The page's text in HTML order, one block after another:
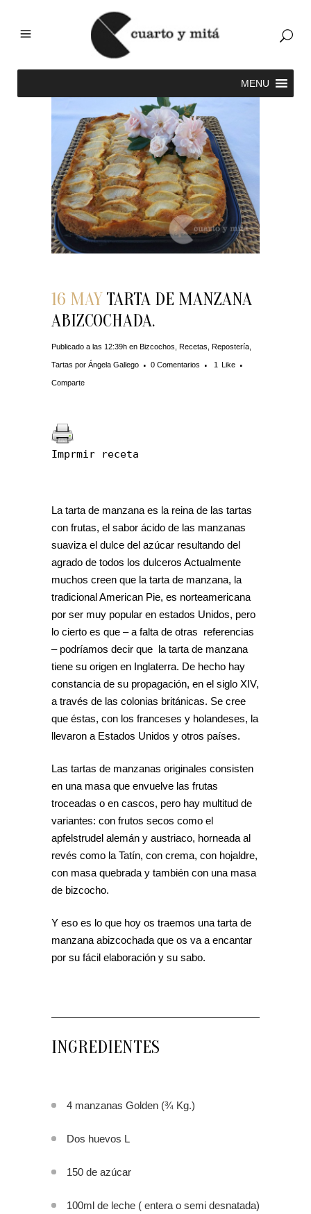
16 MAYTARTA DE MANZANA
ABIZCOCHADA.
Publicado a las 12:39h en Bizcochos Recetas Repostería
Tartas por Ángela Gallego 0 Comentarios 1 Like
Comparte
Imprmir receta
La tarta de manzana es la reina de las tartas
con frutas, el sabor ácido de las manzanas
suaviza el dulce del azúcar resultando del
agrado de todos los dulceros Actualmente
muchos creen que la tarta de manzana, la
tradicional American Pie, es norteamericana
por ser muy popular en estados Unidos, pero
lo cierto es que – a falta de otras referencias
– podríamos decir que la tarta de manzana
tiene su origen en Inglaterra. De hecho hay
constancia de su propagación, en el siglo XIV,
a través de las colonias británicas. Se cree
que éstas, con los franceses y holandeses, la
llevaron a Estados Unidos y otros países.
Las tartas de manzanas originales consisten
en una masa que envuelve las frutas
troceadas o en cascos, pero hay multitud de
variantes: con frutos secos como el
apfelstrudel alemán y austriaco, horneada al
revés como la Tatín, con crema, con hojaldre,
con masa quebrada y también con una masa
de bizcocho.
Y eso es lo que hoy os traemos una tarta de
manzana abizcochada que os va a encantar
por su fácil elaboración y su sabo.
INGREDIENTES
4 manzanas Golden (¾ Kg.)
Dos huevos L
150 de azúcar
100ml de leche ( entera o semi desnatada)